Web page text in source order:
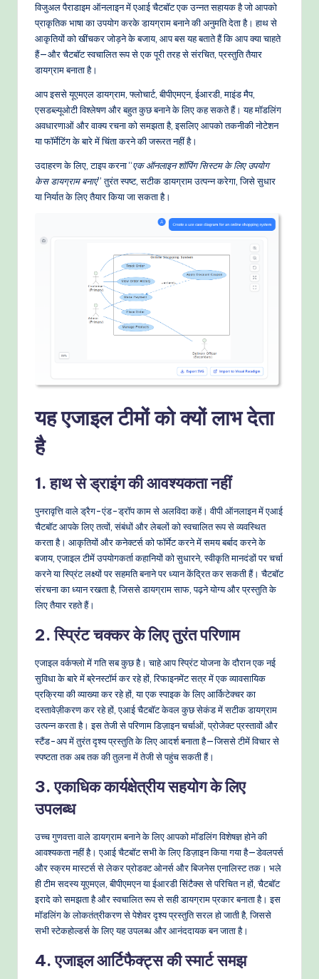
M
o
d
विजुअल पैराडाइम ऑनलाइन में एआई चैटबॉट एक उन्नत सहायक है जो आपको
प्राकृतिक भाषा का उपयोग करके डायग्राम बनाने की अनुमति देता है। हाथ से
आकृतियों को खींचकर जोड़ने के बजाय, आप बस यह बताते हैं कि आप क्या चाहते
हैं—और चैटबॉट स्वचालित रूप से एक पूरी तरह से संरचित, प्रस्तुति तैयार
डायग्राम बनाता है।
आप इससे यूएमएल डायग्राम, फ्लोचार्ट, बीपीएमएन, ईआरडी, माइंड मैप,
एसडब्ल्यूओटी विश्लेषण और बहुत कुछ बनाने के लिए कह सकते हैं। यह मॉडलिंग
अवधारणाओं और वाक्य रचना को समझता है, इसलिए आपको तकनीकी नोटेशन
या फॉर्मेटिंग के बारे में चिंता करने की जरूरत नहीं है।
उदाहरण के लिए, टाइप करना “एक ऑनलाइन शॉपिंग सिस्टम के लिए उपयोग
केस डायग्राम बनाएं” तुरंत स्पष्ट, सटीक डायग्राम उत्पन्न करेगा, जिसे सुधार
या निर्यात के लिए तैयार किया जा सकता है।
यह एजाइल टीमों को क्यों लाभ देता
है
1. हाथ से ड्राइंग की आवश्यकता नहीं
पुनरावृत्ति वाले ड्रैग-एंड-ड्रॉप काम से अलविदा कहें। वीपी ऑनलाइन में एआई
चैटबॉट आपके लिए तत्वों, संबंधों और लेबलों को स्वचालित रूप से व्यवस्थित
करता है। आकृतियों और कनेक्टर्स को फॉर्मेट करने में समय बर्बाद करने के
बजाय, एजाइल टीमें उपयोगकर्ता कहानियों को सुधारने, स्वीकृति मानदंडों पर चर्चा
करने या स्प्रिंट लक्ष्यों पर सहमति बनाने पर ध्यान केंद्रित कर सकती हैं। चैटबॉट
संरचना का ध्यान रखता है, जिससे डायग्राम साफ, पढ़ने योग्य और प्रस्तुति के
लिए तैयार रहते हैं।
2. स्प्रिंट चक्कर के लिए तुरंत परिणाम
एजाइल वर्कफ्लो में गति सब कुछ है। चाहे आप स्प्रिंट योजना के दौरान एक नई
सुविधा के बारे में ब्रेनस्टॉर्म कर रहे हों, रिफाइनमेंट सत्र में एक व्यावसायिक
प्रक्रिया की व्याख्या कर रहे हों, या एक स्पाइक के लिए आर्किटेक्चर का
दस्तावेज़ीकरण कर रहे हों, एआई चैटबॉट केवल कुछ सेकंड में सटीक डायग्राम
उत्पन्न करता है। इस तेजी से परिणाम डिज़ाइन चर्चाओं, प्रोजेक्ट प्रस्तावों और
स्टैंड-अप में तुरंत दृश्य प्रस्तुति के लिए आदर्श बनाता है—जिससे टीमें विचार से
स्पष्टता तक अब तक की तुलना में तेजी से पहुंच सकती हैं।
3. एकाधिक कार्यक्षेत्रीय सहयोग के लिए
उपलब्ध
उच्च गुणवत्ता वाले डायग्राम बनाने के लिए आपको मॉडलिंग विशेषज्ञ होने की
आवश्यकता नहीं है। एआई चैटबॉट सभी के लिए डिज़ाइन किया गया है—डेवलपर्स
और स्क्रम मास्टर्स से लेकर प्रोडक्ट ओनर्स और बिजनेस एनालिस्ट तक। भले
ही टीम सदस्य यूएमएल, बीपीएमएन या ईआरडी सिंटैक्स से परिचित न हों, चैटबॉट
इरादे को समझता है और स्वचालित रूप से सही डायग्राम प्रकार बनाता है। इस
मॉडलिंग के लोकतंत्रीकरण से पेशेवर दृश्य प्रस्तुति सरल हो जाती है, जिससे
सभी स्टेकहोल्डर्स के लिए यह उपलब्ध और आनंददायक बन जाता है।
4. एजाइल आर्टिफैक्ट्स की स्मार्ट समझ